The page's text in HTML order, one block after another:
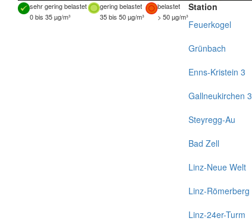
sehr gering belastet gering belastet
belastet
0 bis 35 µg/m³
35 bis 50 µg/m³ > 50 µg/m³
Station
Feuerkogel
Grünbach
Enns-Kristein 3
Gallneukirchen 3
Steyregg-Au
Bad Zell
Linz-Neue Welt
Linz-Römerberg
Linz-24er-Turm